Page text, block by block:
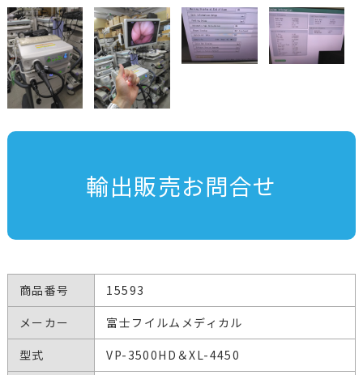
輸出販売お問合せ
商品番号
15593
メーカー
富士フイルムメディカル
型式
VP-3500HD＆XL-4450